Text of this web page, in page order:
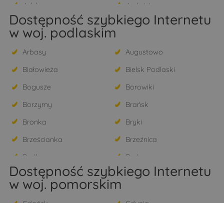
Jabłonna
Jadwisin
Janówek Pierwszy
Jaskółowo
Józefosław
Kałuszyn
Kania Nowa
Kobyłka
Kosewko
Kosewo
Krępa
Krubin
Krzyczki Szumne
Krzyczki-Pieniążki
Legionowo
Lorcin
Dostępność szybkiego Internetu
w woj. podlaskim
Arbasy
Augustowo
Białowieża
Bielsk Podlaski
Bogusze
Borowiki
Borzymy
Brańsk
Bronka
Bryki
Brześcianka
Brzeźnica
Budlewo
Budy
Bujnowo
Burchaty
Chechłowo
Dostępność szybkiego Internetu
w woj. pomorskim